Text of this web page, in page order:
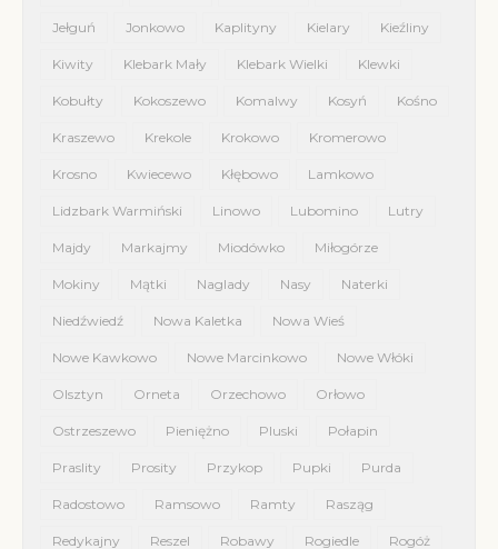
Jełguń Jonkowo Kaplityny Kielary Kieźliny
Kiwity Klebark Mały Klebark Wielki Klewki
Kobułty Kokoszewo Komalwy Kosyń Kośno
Kraszewo Krekole Krokowo Kromerowo
Krosno Kwiecewo Kłębowo Lamkowo
Lidzbark Warmiński Linowo Lubomino Lutry
Majdy Markajmy Miodówko Miłogórze
Mokiny Mątki Naglady Nasy Naterki
Niedźwiedź Nowa Kaletka Nowa Wieś
Nowe Kawkowo Nowe Marcinkowo Nowe Włóki
Olsztyn Orneta Orzechowo Orłowo
Ostrzeszewo Pieniężno Pluski Połapin
Praslity Prosity Przykop Pupki Purda
Radostowo Ramsowo Ramty Rasząg
Redykajny Reszel Robawy Rogiedle Rogóż